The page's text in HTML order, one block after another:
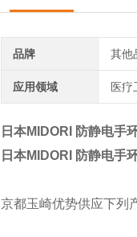
品牌 其他
应用领域 医疗
日本MIDORI 防静电手
日本MIDORI 防静电手
京都玉崎优势供应下列